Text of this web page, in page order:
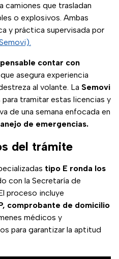
camiones que trasladan
o explosivos. Ambas
y práctica supervisada por
contar con
asegura experiencia
al volante. La Semovi
tramitar estas licencias y
de una semana enfocada en
de emergencias.
del trámite
tipo E ronda los
con la Secretaría de
proceso incluye
comprobante de domicilio
médicos y
para garantizar la aptitud